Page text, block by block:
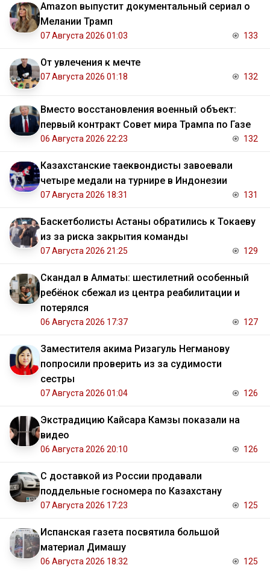
Amazon выпустит документальный сериал о
Мелании Трамп
07 Августа 2026 01:03 133
От увлечения к мечте
07 Августа 2026 01:18 132
Вместо восстановления военный объект:
первый контракт Совет мира Трампа по Газе
06 Августа 2026 22:23 132
Казахстанские таеквондисты завоевали
четыре медали на турнире в Индонезии
07 Августа 2026 18:31 131
Баскетболисты Астаны обратились к Токаеву
из за риска закрытия команды
07 Августа 2026 21:25 129
Скандал в Алматы: шестилетний особенный
ребёнок сбежал из центра реабилитации и
потерялся
06 Августа 2026 17:37 127
Заместителя акима Ризагуль Негманову
попросили проверить из за судимости
сестры
07 Августа 2026 01:04 126
Экстрадицию Кайсара Камзы показали на
видео
06 Августа 2026 20:10 126
С доставкой из России продавали
поддельные госномера по Казахстану
07 Августа 2026 17:23 125
Испанская газета посвятила большой
материал Димашу
06 Августа 2026 18:32 125